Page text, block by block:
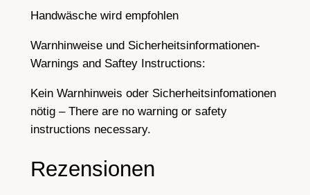
r
n
g
e
Handwäsche wird empfohlen
Warnhinweise und Sicherheitsinformationen-
Warnings and Saftey Instructions:
Kein Warnhinweis oder Sicherheitsinfomationen
nötig – There are no warning or safety
instructions necessary.
Rezensionen